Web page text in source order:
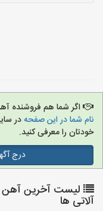
اگر شما هم فروشنده
نام شما در این صفحهدر
خودتان را معرفی کنید.
درج
لیست آخرین آهن
آلاتی ها